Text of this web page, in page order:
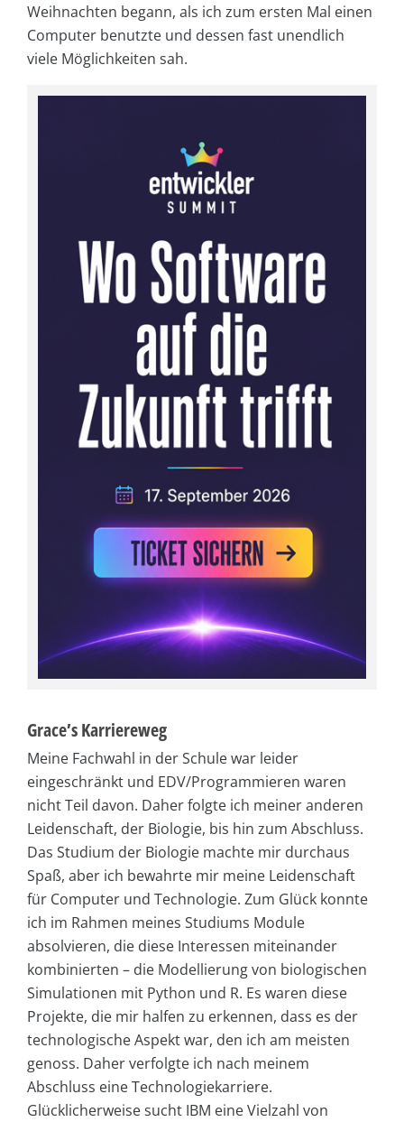
Weihnachten begann, als ich zum ersten Mal einen
Computer benutzte und dessen fast unendlich
viele Möglichkeiten sah.
Grace’s Karriereweg
Meine Fachwahl in der Schule war leider
eingeschränkt und EDV/Programmieren waren
nicht Teil davon. Daher folgte ich meiner anderen
Leidenschaft, der Biologie, bis hin zum Abschluss.
Das Studium der Biologie machte mir durchaus
Spaß, aber ich bewahrte mir meine Leidenschaft
für Computer und Technologie. Zum Glück konnte
ich im Rahmen meines Studiums Module
absolvieren, die diese Interessen miteinander
kombinierten – die Modellierung von biologischen
Simulationen mit Python und R. Es waren diese
Projekte, die mir halfen zu erkennen, dass es der
technologische Aspekt war, den ich am meisten
genoss. Daher verfolgte ich nach meinem
Abschluss eine Technologiekarriere.
Glücklicherweise sucht IBM eine Vielzahl von